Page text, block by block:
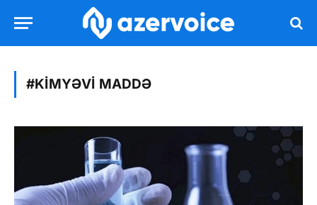
#KIMYƏVI MADDƏ